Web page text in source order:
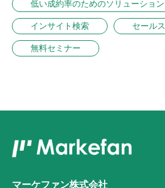
低い成約率のためのソリューション
インサイト検索 セールス
無料セミナー
マーケファン株式会社